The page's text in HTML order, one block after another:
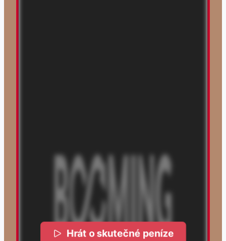
Hrát o skutečné peníze